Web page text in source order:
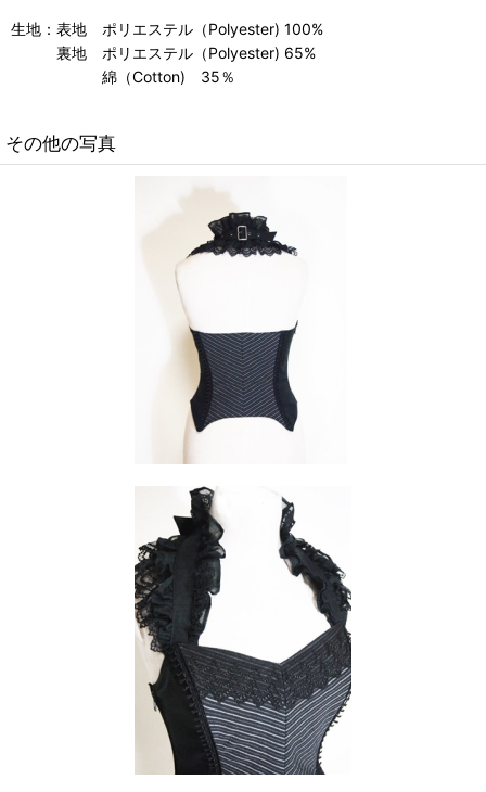
生地：表地 ポリエステル（Polyester) 100%
裏地 ポリエステル（Polyester) 65%
綿（Cotton) 35％
その他の写真